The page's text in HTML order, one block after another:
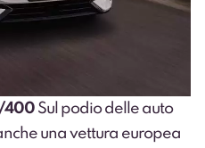
400 Sul podio delle auto
una vettura europea